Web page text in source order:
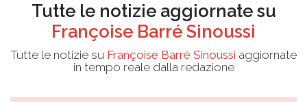
Tutte le notizie aggiornate su
Françoise Barré Sinoussi
Tutte le notizie su Françoise Barré Sinoussi aggiornate
in tempo reale dalla redazione